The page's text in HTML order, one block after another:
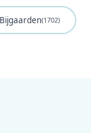
(1702)